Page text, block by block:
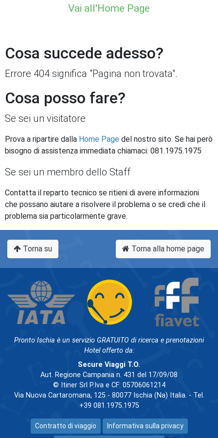
Vai all'Home Page
Cosa succede adesso?
Errore 404 significa "Pagina non trovata".
Cosa posso fare?
Se sei un visitatore
Prova a ripartire dalla Home Page del nostro sito. Se hai però
bisogno di assistenza immediata chiamaci: 081.1975.1975
Se sei un membro dello Staff
Contatta il reparto tecnico se ritieni di avere informazioni
che possano aiutare a risolvere il problema o se credi che il
problema sia particolarmente grave.
Torna su Torna alla home page
Pronto Ischia è un servizio GRATUITO di ricerca e prenotazioni
Hotel offerto da:
Secure Viaggi T.O.
Aut. Regione Campania n. 431 del 17/09/08
© Itiner Srl P.Iva e CF: 05706061214
Via Nuova Cartaromana, 125 - 80077 Ischia (Na) Italia. - Tel.
+39 081.1975.1975
Contratto di viaggio Informativa sulla privacy